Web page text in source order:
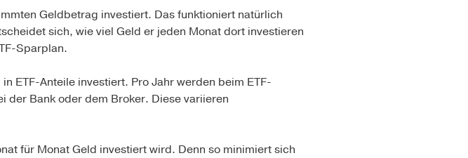
Geldbetrag investiert. Das funktioniert natürlich
sich, wie viel Geld er jeden Monat dort investieren
Sparplan.
ETF-Anteile investiert. Pro Jahr werden beim ETF-
der Bank oder dem Broker. Diese variieren
für Monat Geld investiert wird. Denn so minimiert sich